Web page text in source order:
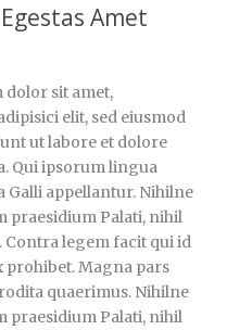
Amet
dolor sit amet,
elit, sed eiusmod
ut labore et dolore
Qui ipsorum lingua
Galli appellantur. Nihilne
praesidium Palati, nihil
Contra legem facit qui id
prohibet. Magna pars
quaerimus. Nihilne
praesidium Palati, nihil